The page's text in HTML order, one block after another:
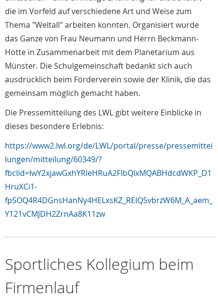
die im Vorfeld auf verschiedene Art und Weise zum
Thema "Weltall" arbeiten konnten. Organisiert wurde
das Ganze von Frau Neumann und Herrn Beckmann-
Hotte in Zusammenarbeit mit dem Planetarium aus
Münster. Die Schulgemeinschaft bedankt sich auch
ausdrücklich beim Förderverein sowie der Klinik, die das
gemeinsam möglich gemacht haben.
Die Pressemitteilung des LWL gibt weitere Einblicke in
dieses besondere Erlebnis:
https://www2.lwl.org/de/LWL/portal/presse/pressemittei
lungen/mitteilung/60349/?
fbclid=IwY2xjawGxhYRleHRuA2FlbQIxMQABHdcdWKP_D1
HruXCi1-
fpSOQ4R4DGnsHanNy4HELxsKZ_RElQ5vbrzW6M_A_aem_
Y121vCMJDH2ZrnAa8K11zw
Sportliches Kollegium beim
Firmenlauf